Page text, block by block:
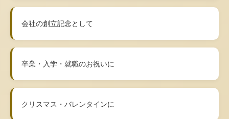
会社の創立記念として
卒業・入学・就職のお祝いに
クリスマス・バレンタインに